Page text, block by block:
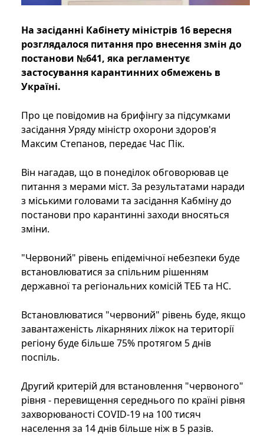
На засіданні Кабінету міністрів 16 вересня
розглядалося питання про внесення змін до
постанови №641, яка регламентує
застосування карантинних обмежень в
Україні.
Про це повідомив на брифінгу за підсумками
засідання Уряду міністр охорони здоров'я
Максим Степанов, передає Час Пік.
Він нагадав, що в понеділок обговорював це
питання з мерами міст. За результатами наради
з міськими головами та засідання Кабміну до
постанови про карантинні заходи вносяться
зміни.
"Червоний" рівень епідемічної небезпеки буде
встановлюватися за спільним рішенням
державної та регіональних комісій ТЕБ та НС.
Встановлюватися "червоний" рівень буде, якщо
завантаженість лікарняних ліжок на території
регіону буде більше 75% протягом 5 днів
поспіль.
Другий критерій для встановлення "червоного"
рівня - перевищення середнього по країні рівня
захворюваності COVID-19 на 100 тисяч
населення за 14 днів більше ніж в 5 разів.